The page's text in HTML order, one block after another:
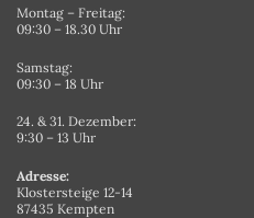
Montag – Freitag:
09:30 – 18.30 Uhr
Samstag:
09:30 – 18 Uhr
24. & 31. Dezember:
9:30 – 13 Uhr
Adresse:
Klostersteige 12-14
87435 Kempten